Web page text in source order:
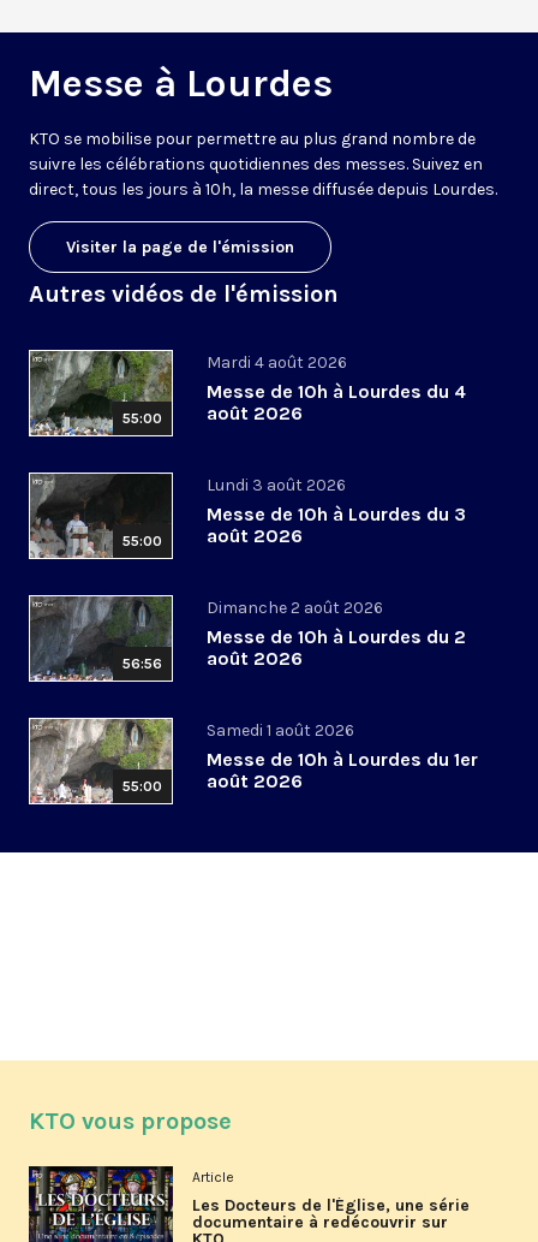
Messe à Lourdes
KTO se mobilise pour permettre au plus grand nombre de
suivre les célébrations quotidiennes des messes. Suivez en
direct, tous les jours à 10h, la messe diffusée depuis Lourdes.
Visiter la page de l'émission
Autres vidéos de l'émission
55:00
Mardi 4 août 2026
Messe de 10h à Lourdes du 4
août 2026
55:00
Lundi 3 août 2026
Messe de 10h à Lourdes du 3
août 2026
56:56
Dimanche 2 août 2026
Messe de 10h à Lourdes du 2
août 2026
55:00
Samedi 1 août 2026
Messe de 10h à Lourdes du 1er
août 2026
KTO vous propose
Article
Les Docteurs de l'Église, une série
documentaire à redécouvrir sur